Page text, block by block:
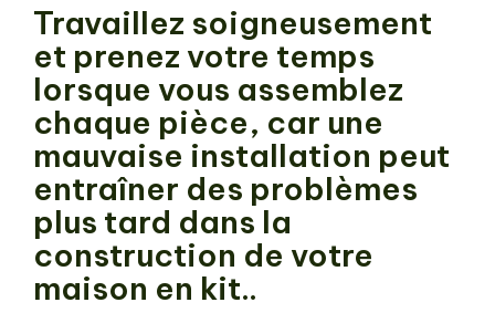
Travaillez soigneusement
et prenez votre temps
lorsque vous assemblez
chaque pièce, car une
mauvaise installation peut
entraîner des problèmes
plus tard dans la
construction de votre
maison en kit..